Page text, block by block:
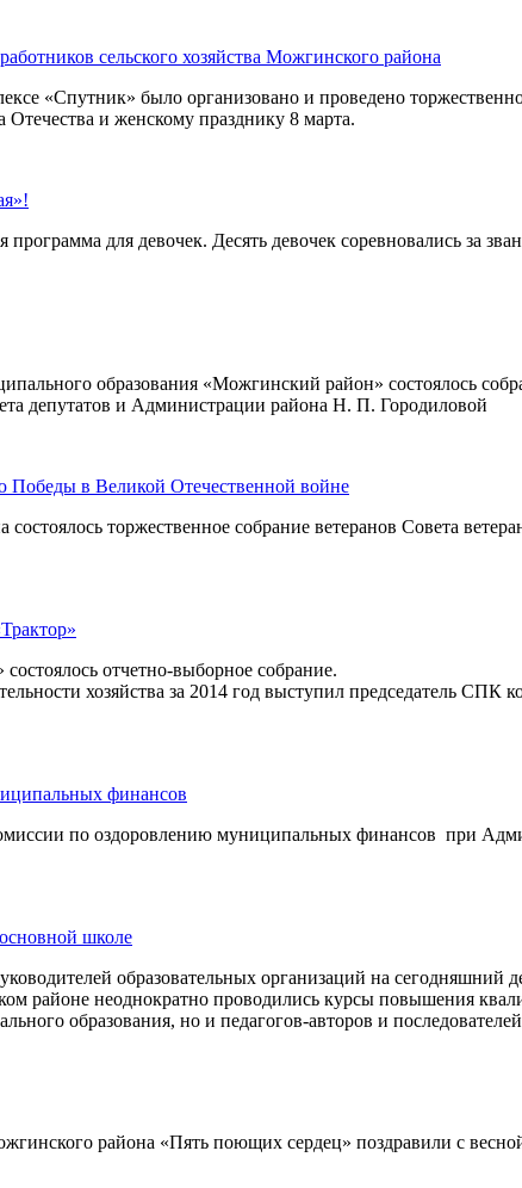
сельского хозяйства Можгинского района
«Спутник» было организовано и проведено
и женскому празднику 8 марта.
для девочек. Десять девочек соревновались за
образования «Можгинский район» состоялось
депутатов и Администрации района Н. П. Городиловой
в Великой Отечественной войне
торжественное собрание ветеранов Совета
отчетно-выборное собрание.
хозяйства за 2014 год выступил председатель СПК
финансов
по оздоровлению муниципальных финансов при
школе
образовательных организаций на сегодняшний
районе неоднократно проводились курсы повышения
образования, но и педагогов-авторов и
района «Пять поющих сердец» поздравили с